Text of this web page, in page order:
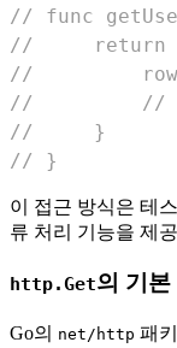
// func
//     return
//         rows,
//         //
//     }
// }
이 접근 방식은 테
류 처리 기능을 제
http.Get의 기
Go의 net/http 패